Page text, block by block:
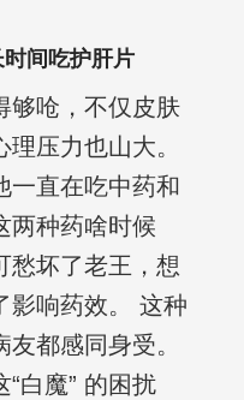
固性银屑病、全身
间吃护肝片
够呛，不仅皮肤
压力也山大。
一直在吃中药和
两种药啥时候
愁坏了老王，想
影响药效。 这种
都感同身受。
白魔” 的困扰